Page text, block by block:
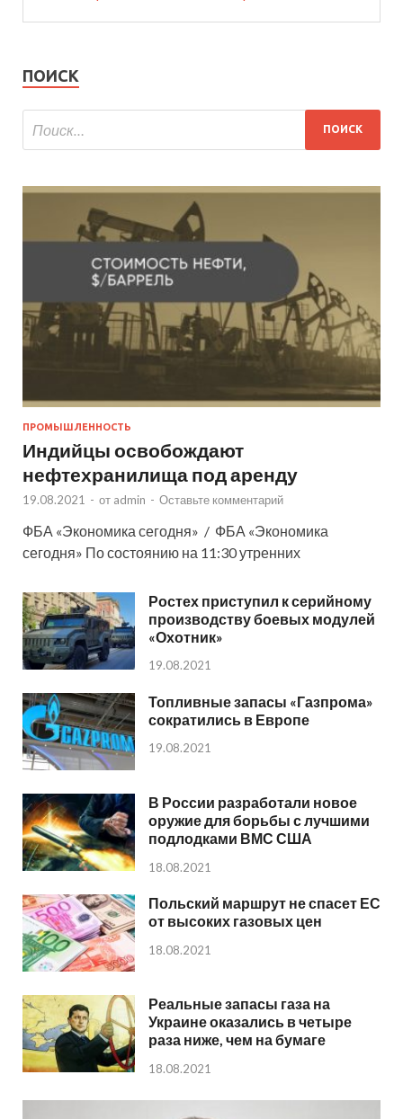
ПОИСК
ПРОМЫШЛЕННОСТЬ
Индийцы освобождают
нефтехранилища под аренду
19.08.2021 - от admin - Оставьте комментарий
ФБА «Экономика сегодня» / ФБА «Экономика
сегодня» По состоянию на 11:30 утренних
Ростех приступил к серийному
производству боевых модулей
«Охотник»
19.08.2021
Топливные запасы «Газпрома»
сократились в Европе
19.08.2021
В России разработали новое
оружие для борьбы с лучшими
подлодками ВМС США
18.08.2021
Польский маршрут не спасет ЕС
от высоких газовых цен
18.08.2021
Реальные запасы газа на
Украине оказались в четыре
раза ниже, чем на бумаге
18.08.2021